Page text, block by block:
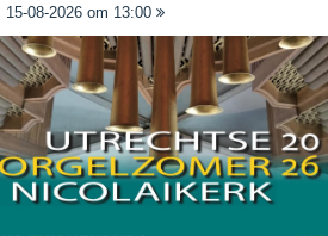
15-08-2026 om 13:00